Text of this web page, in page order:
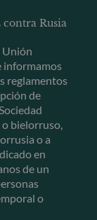
contra Rusia
Unión
informamos
reglamentos
de
bielorruso,
o a
en
de un
o